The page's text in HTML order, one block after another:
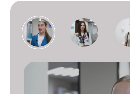
Чтобы омолодить лицо женщине, не
к болезненным хирургическим
отказываться от своего
клинику не отнимет много времени.
Узнайте больше о свободных